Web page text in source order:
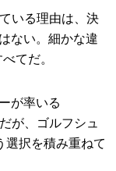
いる理由は、決
ない。細かな違
てだ。
が率いる
が、ゴルフシュ
選択を積み重ねて